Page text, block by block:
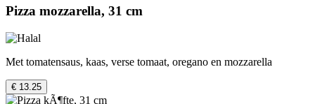
Pizza mozzarella, 31 cm
Met tomatensaus, kaas, verse tomaat, oregano en mozzarella
€ 13.25